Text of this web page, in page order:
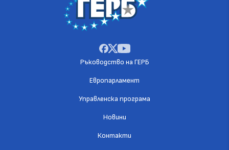
Ръководство на ГЕРБ
Европарламент
Управленска програма
Новини
Контакти